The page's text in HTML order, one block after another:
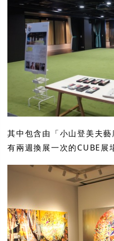
其中包含由「小山登美夫
有兩週換展一次的CUBE展